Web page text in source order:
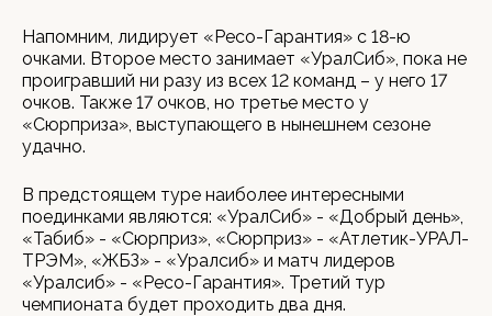
Напомним, лидирует «Ресо-Гарантия» с 18-ю
очками. Второе место занимает «УралСиб», пока не
проигравший ни разу из всех 12 команд – у него 17
очков. Также 17 очков, но третье место у
«Сюрприза», выступающего в нынешнем сезоне
удачно.
В предстоящем туре наиболее интересными
поединками являются: «УралСиб» - «Добрый день»,
«Табиб» - «Сюрприз», «Сюрприз» - «Атлетик-УРАЛ-
ТРЭМ», «ЖБЗ» - «Уралсиб» и матч лидеров
«Уралсиб» - «Ресо-Гарантия». Третий тур
чемпионата будет проходить два дня.